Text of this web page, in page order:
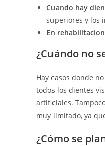
Cuando hay
superiores y los
En
¿Cuándo no
Hay casos donde
todos los dientes
artificiales.
muy limitado, ya
¿Cómo se